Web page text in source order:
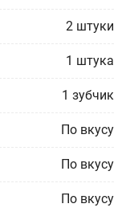
2 штуки
1 штука
1 зубчик
По вкусу
По вкусу
По вкусу